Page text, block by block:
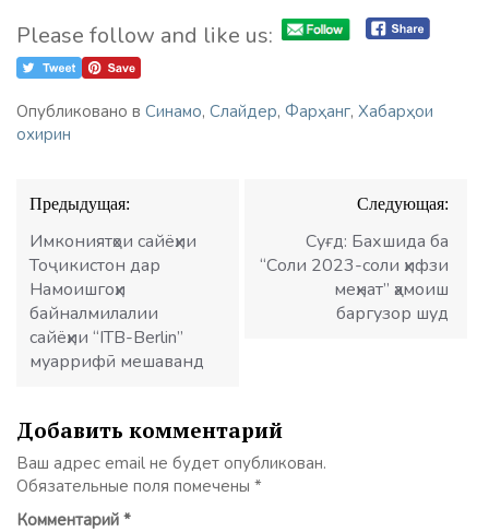
Please follow and like us:
Опубликовано в Синамо, Слайдер, Фарҳанг, Хабарҳои
охирин
Навигация
по
записям
Предыдущая:
Имкониятҳои сайёҳии
Тоҷикистон дар
Намоишгоҳи
байналмилалии
сайёҳии “ITB-Berlin”
муаррифӣ мешаванд
Следующая:
Суғд: Бахшида ба
“Соли 2023-соли ҳифзи
меҳнат” ҳамоиш
баргузор шуд
Добавить комментарий
Ваш адрес email не будет опубликован.
Обязательные поля помечены *
Комментарий *